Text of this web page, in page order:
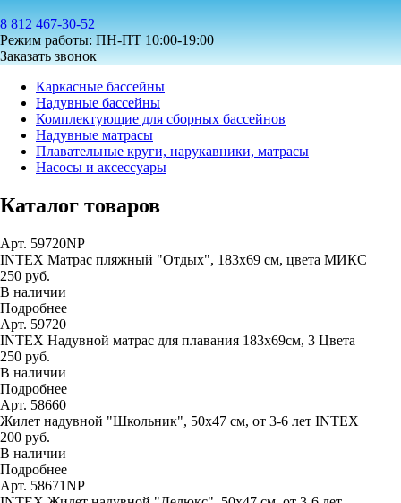
8 812 467-30-52
Режим работы: ПН-ПТ 10:00-19:00
Заказать звонок
Каркасные бассейны
Надувные бассейны
Комплектующие для сборных бассейнов
Надувные матрасы
Плавательные круги, нарукавники, матрасы
Насосы и аксессуары
Каталог товаров
Арт. 59720NP
INTEX Матрас пляжный "Отдых", 183х69 см, цвета МИКС
250 руб.
В наличии
Подробнее
Арт. 59720
INTEX Надувной матрас для плавания 183х69см, 3 Цвета
250 руб.
В наличии
Подробнее
Арт. 58660
Жилет надувной "Школьник", 50х47 см, от 3-6 лет INTEX
200 руб.
В наличии
Подробнее
Арт. 58671NP